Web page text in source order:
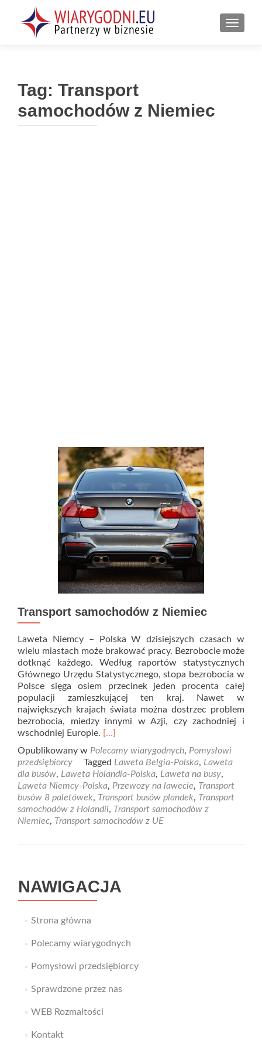
Tag: Transport
samochodów z Niemiec
Transport samochodów z Niemiec
Laweta Niemcy – Polska W dzisiejszych czasach w
wielu miastach może brakować pracy. Bezrobocie może
dotknąć każdego. Według raportów statystycznych
Głównego Urzędu Statystycznego, stopa bezrobocia w
Polsce sięga osiem przecinek jeden procenta całej
populacji zamieszkującej ten kraj. Nawet w
największych krajach świata można dostrzec problem
bezrobocia, miedzy innymi w Azji, czy zachodniej i
wschodniej Europie. Read
about
Transport
samochodów
z
Niemiec
[…]
Opublikowany w Polecamy wiarygodnych, Pomysłowi
przedsiębiorcy
Tagged Laweta Belgia-Polska, Laweta
dla busów, Laweta Holandia-Polska, Laweta na busy,
Laweta Niemcy-Polska, Przewozy na lawecie, Transport
busów 8 paletówek, Transport busów plandek, Transport
samochodów z Holandii, Transport samochodów z
Niemiec, Transport samochodów z UE
NAWIGACJA
Strona główna
Polecamy wiarygodnych
Pomysłowi przedsiębiorcy
Sprawdzone przez nas
WEB Rozmaitości
Kontakt